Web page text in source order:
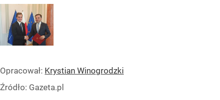
Opracował: Krystian Winogrodzki
Źródło: Gazeta.pl